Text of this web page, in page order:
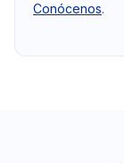
Conócenos.